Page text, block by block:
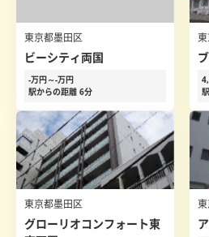
東京都墨田区
ビーシティ両国
-万円～-万円
駅からの距離 6分
東京都墨田区
グローリオコンフォート東